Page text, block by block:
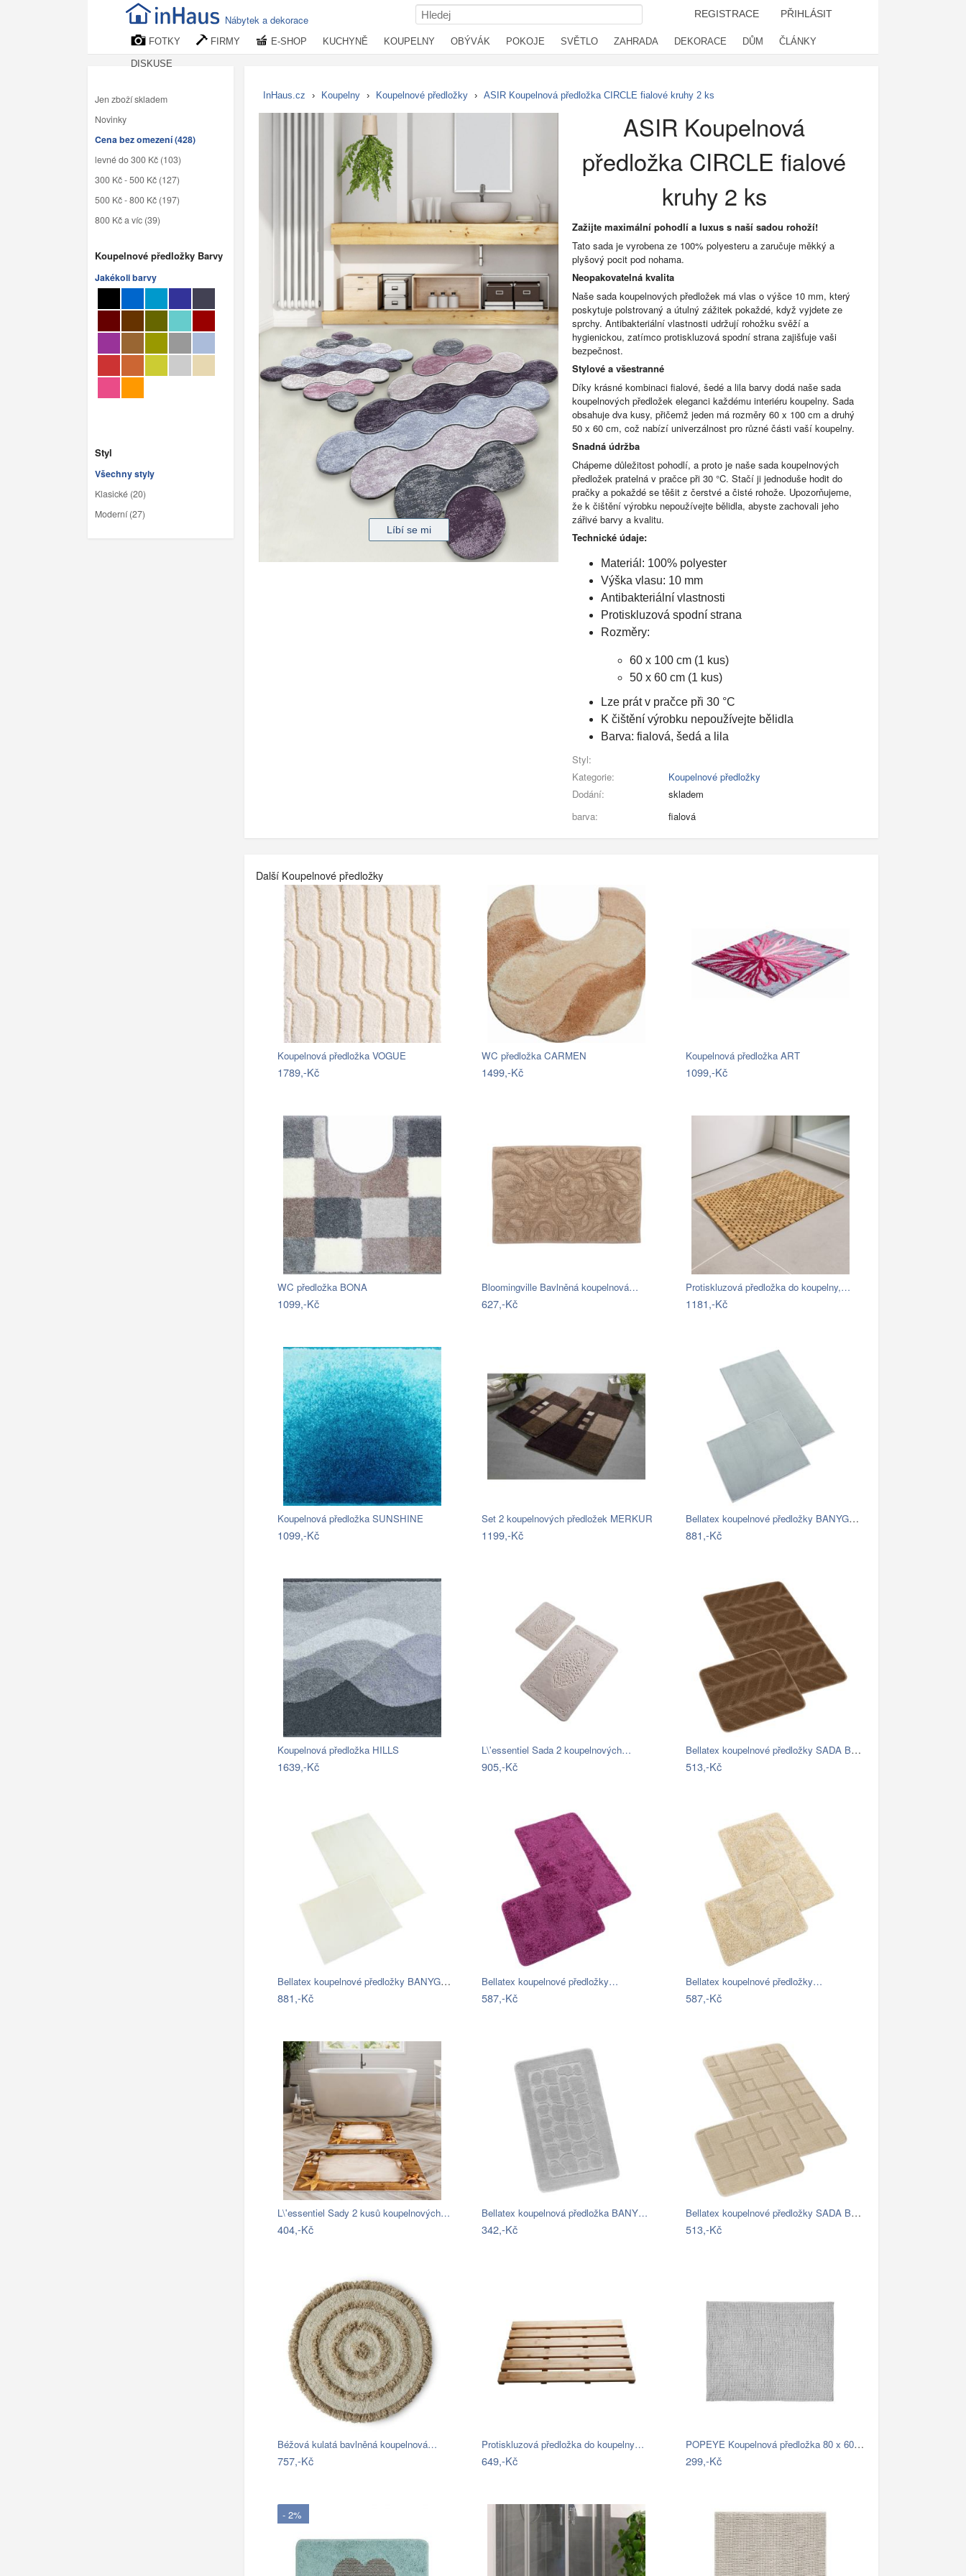
Nábytek a dekorace REGISTRACE PŘIHLÁSIT
FOTKY FIRMY E-SHOP KUCHYNĚ KOUPELNY OBÝVÁK POKOJE SVĚTLO ZAHRADA DEKORACE DŮM ČLÁNKY
DISKUSE
Jen zboží skladem
Novinky
Cena bez omezení (428)
levné do 300 Kč (103)
300 Kč - 500 Kč (127)
500 Kč - 800 Kč (197)
800 Kč a víc (39)
Koupelnové předložky Barvy
Jakékoli barvy
Styl
Všechny styly
Klasické (20)
Moderní (27)
InHaus.cz › Koupelny › Koupelnové předložky › ASIR Koupelnová předložka CIRCLE fialové kruhy 2 ks
ASIR Koupelnová
předložka CIRCLE fialové
kruhy 2 ks
Zažijte maximální pohodlí a luxus s naší sadou rohoží!
Tato sada je vyrobena ze 100% polyesteru a zaručuje měkký a
plyšový pocit pod nohama.
Neopakovatelná kvalita
Naše sada koupelnových předložek má vlas o výšce 10 mm, který
poskytuje polstrovaný a útulný zážitek pokaždé, když vyjdete ze
sprchy. Antibakteriální vlastnosti udržují rohožku svěží a
hygienickou, zatímco protiskluzová spodní strana zajišťuje vaši
bezpečnost.
Stylové a všestranné
Díky krásné kombinaci fialové, šedé a lila barvy dodá naše sada
koupelnových předložek eleganci každému interiéru koupelny. Sada
obsahuje dva kusy, přičemž jeden má rozměry 60 x 100 cm a druhý
50 x 60 cm, což nabízí univerzálnost pro různé části vaší koupelny.
Snadná údržba
Chápeme důležitost pohodlí, a proto je naše sada koupelnových
předložek pratelná v pračce při 30 °C. Stačí ji jednoduše hodit do
pračky a pokaždé se těšit z čerstvé a čisté rohože. Upozorňujeme,
že k čištění výrobku nepoužívejte bělidla, abyste zachovali jeho
zářivé barvy a kvalitu.
Technické údaje:
Materiál: 100% polyester
Výška vlasu: 10 mm
Antibakteriální vlastnosti
Protiskluzová spodní strana
Rozměry:
60 x 100 cm (1 kus)
50 x 60 cm (1 kus)
Lze prát v pračce při 30 °C
K čištění výrobku nepoužívejte bělidla
Barva: fialová, šedá a lila
Styl:
Kategorie:
Koupelnové předložky
Dodání:
skladem
barva:
fialová
Další Koupelnové předložky
Koupelnová předložka VOGUE
1789,-Kč
WC předložka CARMEN
1499,-Kč
Koupelnová předložka ART
1099,-Kč
WC předložka BONA
1099,-Kč
Bloomingville Bavlněná koupelnová…
627,-Kč
Protiskluzová předložka do koupelny,…
1181,-Kč
Koupelnová předložka SUNSHINE
1099,-Kč
Set 2 koupelnových předložek MERKUR
1199,-Kč
Bellatex koupelnové předložky BANYGOLD…
881,-Kč
Koupelnová předložka HILLS
1639,-Kč
L\'essentiel Sada 2 koupelnových…
905,-Kč
Bellatex koupelnové předložky SADA BANY…
513,-Kč
Bellatex koupelnové předložky BANYGOLD…
881,-Kč
Bellatex koupelnové předložky…
587,-Kč
Bellatex koupelnové předložky…
587,-Kč
L\'essentiel Sady 2 kusů koupelnových…
404,-Kč
Bellatex koupelnová předložka BANY…
342,-Kč
Bellatex koupelnové předložky SADA BANY…
513,-Kč
Béžová kulatá bavlněná koupelnová…
757,-Kč
Protiskluzová předložka do koupelny…
649,-Kč
POPEYE Koupelnová předložka 80 x 60 cm …
299,-Kč
- 2%